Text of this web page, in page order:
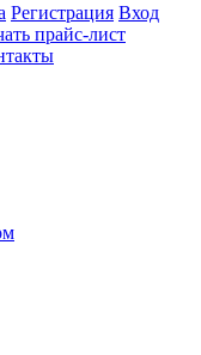
Регистрация Вход
прайс-лист